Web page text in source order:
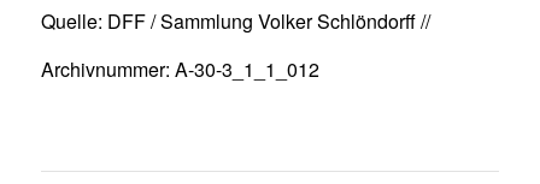
Quelle: DFF / Sammlung Volker Schlöndorff //
Archivnummer: A-30-3_1_1_012